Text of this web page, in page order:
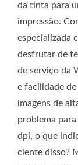
da tinta para
impressão.
especializada
desfrutar de
de serviço da
e facilidade
imagens de
problema
dpi, o que
ciente disso?